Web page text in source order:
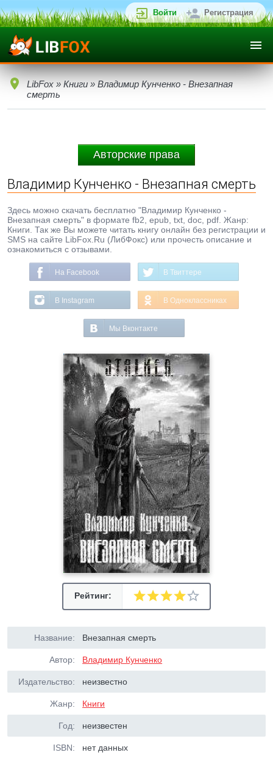
Войти Регистрация
LibFox » Книги » Владимир Кунченко - Внезапная
смерть
Авторские права
Владимир Кунченко - Внезапная смерть
Здесь можно скачать бесплатно "Владимир Кунченко -
Внезапная смерть" в формате fb2, epub, txt, doc, pdf. Жанр:
Книги. Так же Вы можете читать книгу онлайн без регистрации и
SMS на сайте LibFox.Ru (ЛибФокс) или прочесть описание и
ознакомиться с отзывами.
На Facebook В Твиттере
В Instagram В Одноклассниках
Мы Вконтакте
Рейтинг:
Название: Внезапная смерть
Автор: Владимир Кунченко
Издательство: неизвестно
Жанр: Книги
Год: неизвестен
ISBN: нет данных